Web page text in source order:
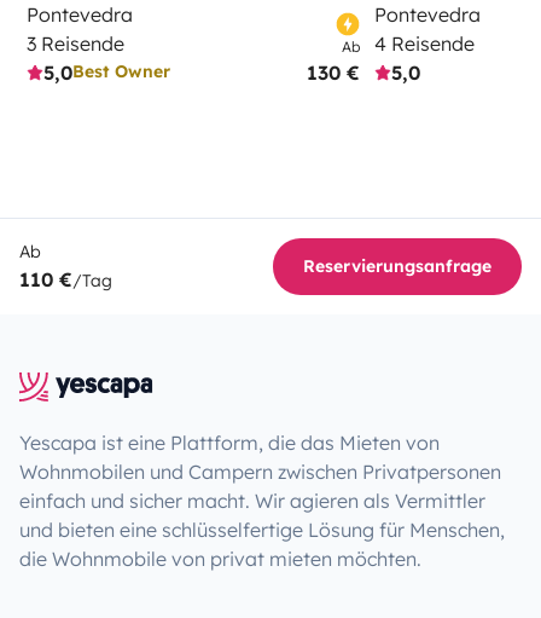
Pontevedra
3 Reisende
5,0Best Owner
Ab
130 €
Pontevedra
4 Reisende
5,0
Ab
110 €/Tag
Reservierungsanfrage
Yescapa ist eine Plattform, die das Mieten von
Wohnmobilen und Campern zwischen Privatpersonen
einfach und sicher macht. Wir agieren als Vermittler
und bieten eine schlüsselfertige Lösung für Menschen,
die Wohnmobile von privat mieten möchten.